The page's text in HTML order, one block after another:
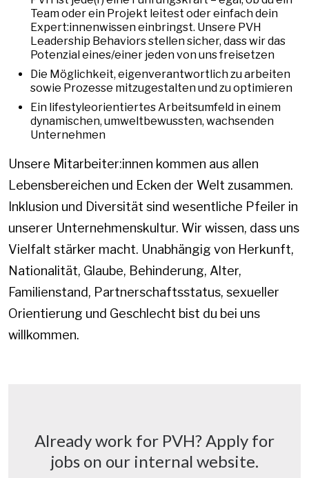
Team oder ein Projekt leitest oder einfach dein
Expert:innenwissen einbringst. Unsere PVH
Leadership Behaviors stellen sicher, dass wir das
Potenzial eines/einer jeden von uns freisetzen
Die Möglichkeit, eigenverantwortlich zu arbeiten
sowie Prozesse mitzugestalten und zu optimieren
Ein lifestyleorientiertes Arbeitsumfeld in einem
dynamischen, umweltbewussten, wachsenden
Unternehmen
Unsere Mitarbeiter:innen kommen aus allen
Lebensbereichen und Ecken der Welt zusammen.
Inklusion und Diversität sind wesentliche Pfeiler in
unserer Unternehmenskultur. Wir wissen, dass uns
Vielfalt stärker macht. Unabhängig von Herkunft,
Nationalität, Glaube, Behinderung, Alter,
Familienstand, Partnerschaftsstatus, sexueller
Orientierung und Geschlecht bist du bei uns
willkommen.
Already work for PVH? Apply for
jobs on our internal website.